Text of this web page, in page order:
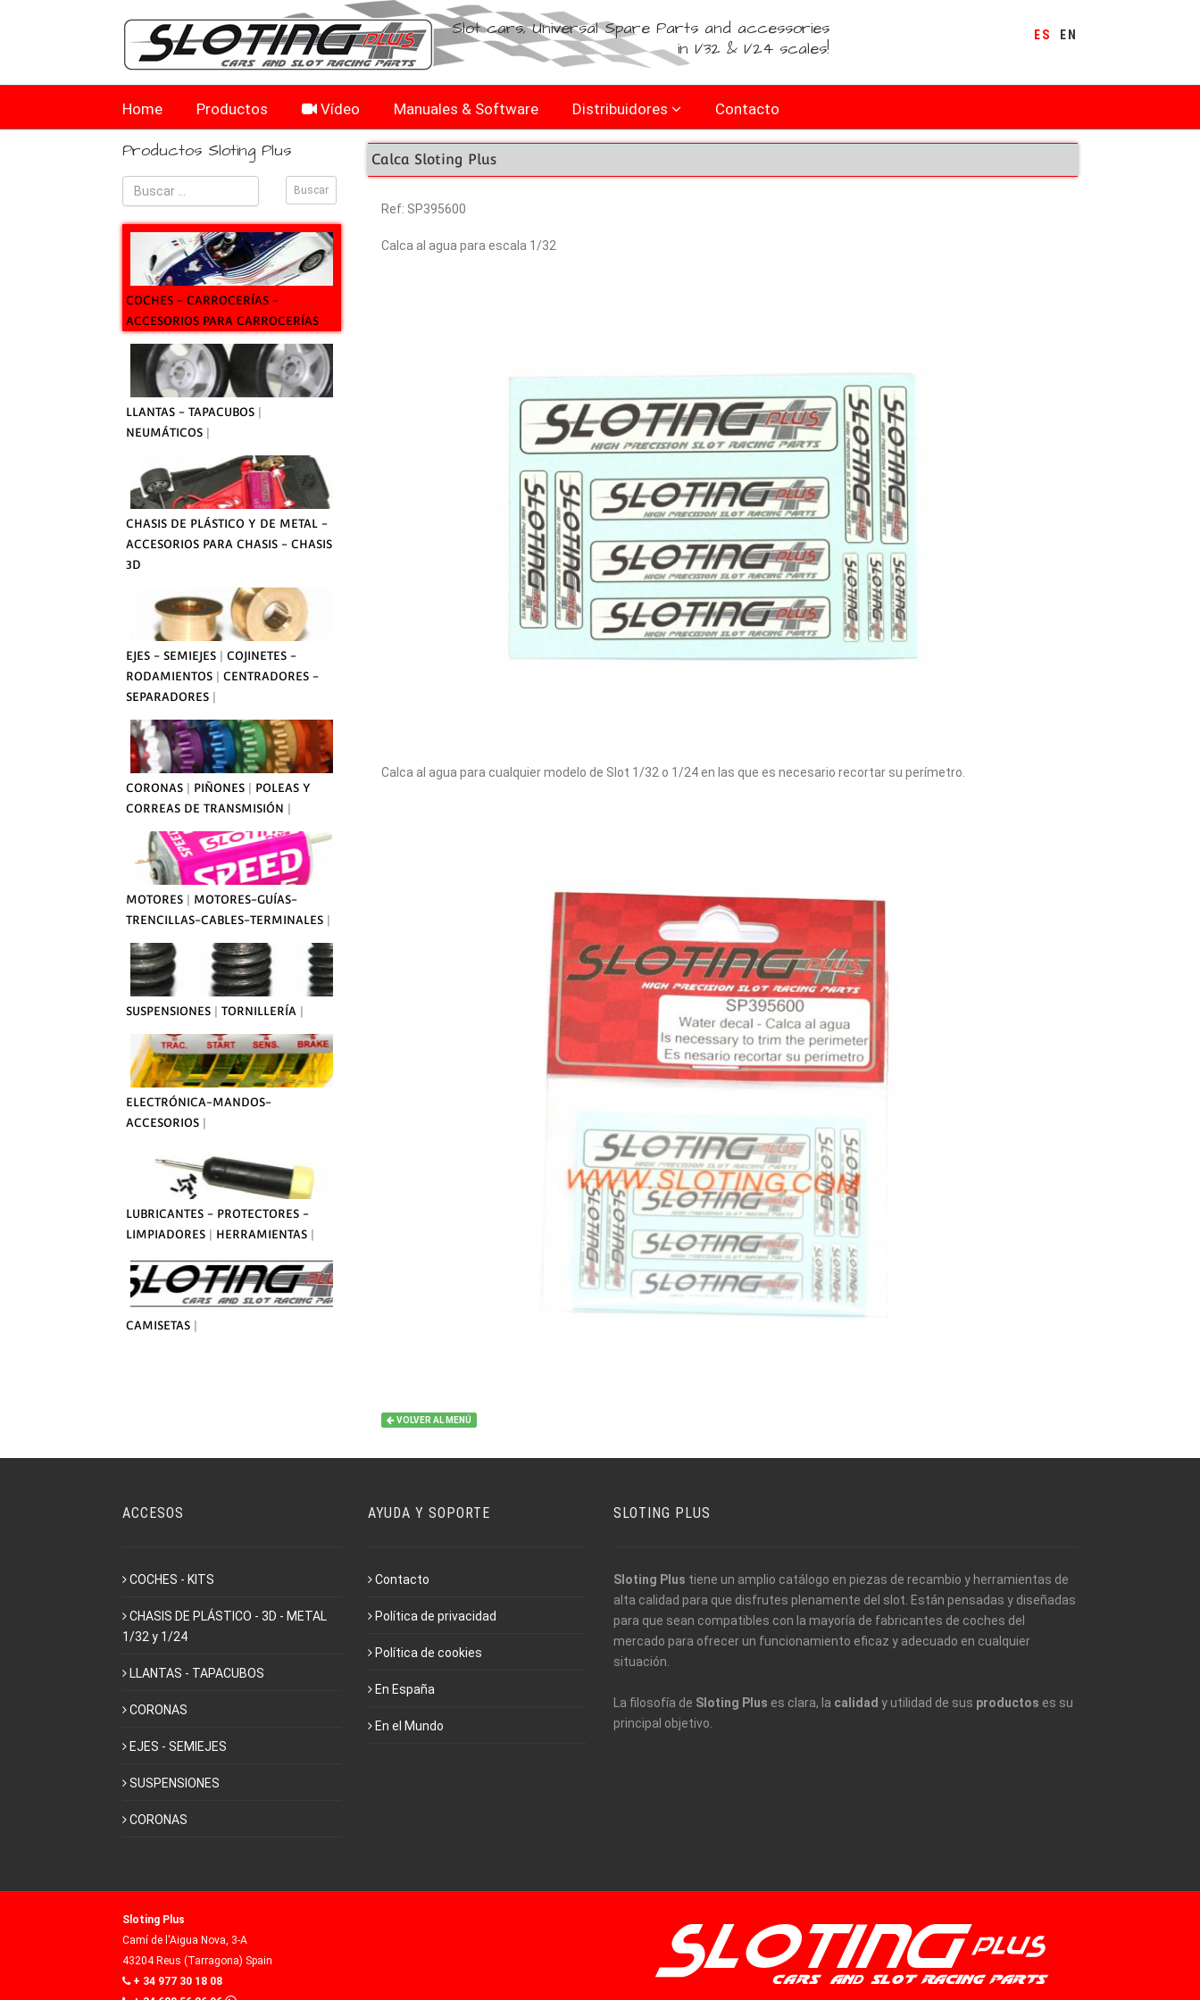
Slot cars, Universal Spare Parts and accessories
in 1/32 & 1/24 scales!
ES EN
Home Productos Vídeo Manuales & Software Distribuidores Contacto
Productos Sloting Plus
COCHES - CARROCERÍAS -
ACCESORIOS PARA CARROCERÍAS
LLANTAS - TAPACUBOS
NEUMÁTICOS
CHASIS DE PLÁSTICO Y DE METAL -
ACCESORIOS PARA CHASIS - CHASIS
3D
EJES - SEMIEJES
COJINETES -
RODAMIENTOS
CENTRADORES -
SEPARADORES
CORONAS PIÑONES
POLEAS Y
CORREAS DE TRANSMISIÓN
MOTORES
MOTORES-GUÍAS-
TRENCILLAS-CABLES-TERMINALES
SUSPENSIONES TORNILLERÍA
ELECTRÓNICA-MANDOS-
ACCESORIOS
LUBRICANTES - PROTECTORES -
LIMPIADORES
HERRAMIENTAS
CAMISETAS
Calca Sloting Plus
Ref: SP395600
Calca al agua para escala 1/32
Calca al agua para cualquier modelo de Slot 1/32 o 1/24 en las que es necesario recortar su perímetro.
VOLVER AL MENÚ
ACCESOS
COCHES - KITS
CHASIS DE PLÁSTICO - 3D - METAL
1/32 y 1/24
LLANTAS - TAPACUBOS
CORONAS
EJES - SEMIEJES
SUSPENSIONES
CORONAS
AYUDA Y SOPORTE
Contacto
Política de privacidad
Política de cookies
En España
En el Mundo
SLOTING PLUS
Sloting Plus tiene un amplio catálogo en piezas de recambio y herramientas de
alta calidad para que disfrutes plenamente del slot. Están pensadas y diseñadas
para que sean compatibles con la mayoría de fabricantes de coches del
mercado para ofrecer un funcionamiento eficaz y adecuado en cualquier
situación.
La filosofía de Sloting Plus es clara, la calidad y utilidad de sus productos es su
principal objetivo.
Sloting Plus
Camí de l'Aigua Nova, 3-A
43204 Reus (Tarragona) Spain
+ 34 977 30 18 08